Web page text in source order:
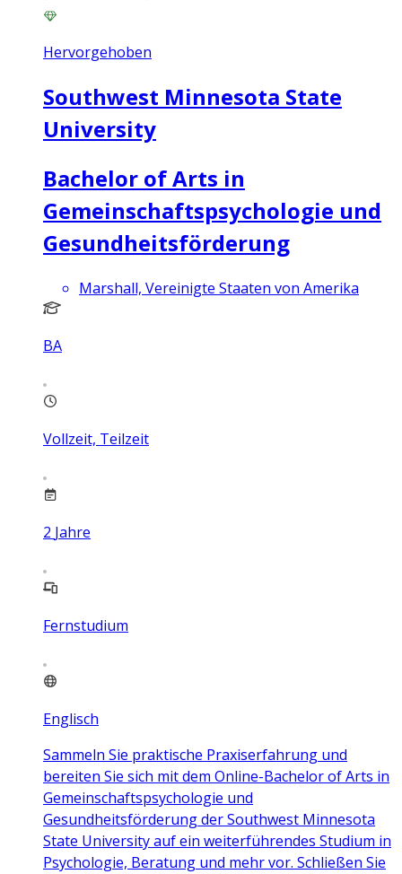
Hervorgehoben
Southwest Minnesota State
University
Bachelor of Arts in
Gemeinschaftspsychologie und
Gesundheitsförderung
Marshall, Vereinigte Staaten von Amerika
BA
Vollzeit, Teilzeit
2 Jahre
Fernstudium
Englisch
Sammeln Sie praktische Praxiserfahrung und
bereiten Sie sich mit dem Online-Bachelor of Arts in
Gemeinschaftspsychologie und
Gesundheitsförderung der Southwest Minnesota
State University auf ein weiterführendes Studium in
Psychologie, Beratung und mehr vor. Schließen Sie